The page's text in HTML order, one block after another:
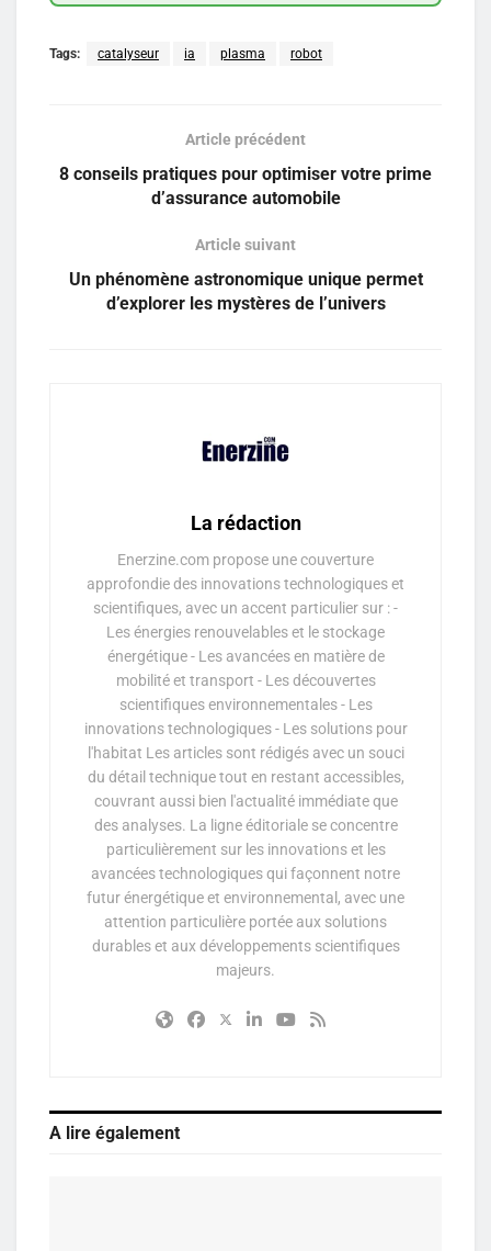
Tags: catalyseur ia plasma robot
Article précédent
8 conseils pratiques pour optimiser votre prime
d’assurance automobile
Article suivant
Un phénomène astronomique unique permet
d’explorer les mystères de l’univers
La rédaction
Enerzine.com propose une couverture
approfondie des innovations technologiques et
scientifiques, avec un accent particulier sur : -
Les énergies renouvelables et le stockage
énergétique - Les avancées en matière de
mobilité et transport - Les découvertes
scientifiques environnementales - Les
innovations technologiques - Les solutions pour
l'habitat Les articles sont rédigés avec un souci
du détail technique tout en restant accessibles,
couvrant aussi bien l'actualité immédiate que
des analyses. La ligne éditoriale se concentre
particulièrement sur les innovations et les
avancées technologiques qui façonnent notre
futur énergétique et environnemental, avec une
attention particulière portée aux solutions
durables et aux développements scientifiques
majeurs.
A lire également